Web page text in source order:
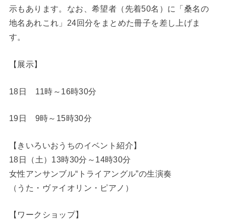
示もあります。なお、希望者（先着50名）に「桑名の
地名あれこれ」24回分をまとめた冊子を差し上げま
す。
【展示】
18日 11時～16時30分
19日 9時～15時30分
【きいろいおうちのイベント紹介】
18日（土）13時30分～14時30分
女性アンサンブル“トライアングル”の生演奏
（うた・ヴァイオリン・ピアノ）
【ワークショップ】